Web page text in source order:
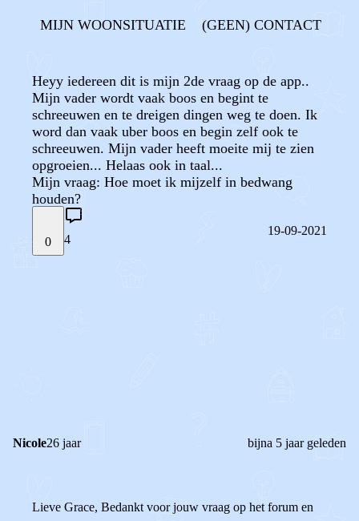
MIJN WOONSITUATIE (GEEN) CONTACT
Heyy iedereen dit is mijn 2de vraag op de app..
Mijn vader wordt vaak boos en begint te
schreeuwen en te dreigen dingen weg te doen. Ik
word dan vaak uber boos en begin zelf ook te
schreeuwen. Mijn vader heeft moeite mij te zien
opgroeien... Helaas ook in taal...
Mijn vraag: Hoe moet ik mijzelf in bedwang
houden?
0 4
19-09-2021
Nicole26 jaar bijna 5 jaar geleden
Lieve Grace, Bedankt voor jouw vraag op het forum en